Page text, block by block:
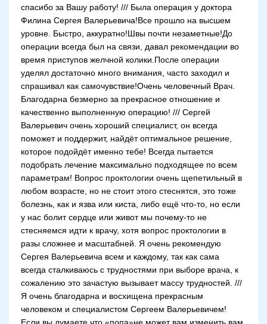
спасибо за Вашу работу! /// Была операция у доктора
Филина Сергея Валерьевича!Все прошло на высшем
уровне. Быстро, аккуратно!Швы почти незаметные!До
операции всегда был на связи, давал рекомендации во
время приступов желчной колики.После операции
уделял достаточно много внимания, часто заходил и
спрашивал как самочувствие!Очень человечный Врач.
Благодарна безмерно за прекрасное отношение и
качественно выполненную операцию! /// Сергей
Валерьевич очень хороший специалист, он всегда
поможет и поддержит, найдёт оптимальное решение,
которое подойдёт именно тебе! Всегда пытается
подобрать лечение максимально подходящее по всем
параметрам! Вопрос проктологии очень щепетильный в
любом возрасте, но не стоит этого стеснятся, это тоже
болезнь, как и язва или киста, либо ещё что-то, но если
у нас болит сердце или живот мы почему-то не
стесняемся идти к врачу, хотя вопрос проктологии в
разы сложнее и масштабней. Я очень рекомендую
Сергея Валерьевича всем и каждому, так как сама
всегда сталкиваюсь с трудностями при выборе врача, к
сожалению это зачастую вызывает массу трудностей. ///
Я очень благодарна и восхищена прекрасным
человеком и специалистом Сергеем Валерьевичем!